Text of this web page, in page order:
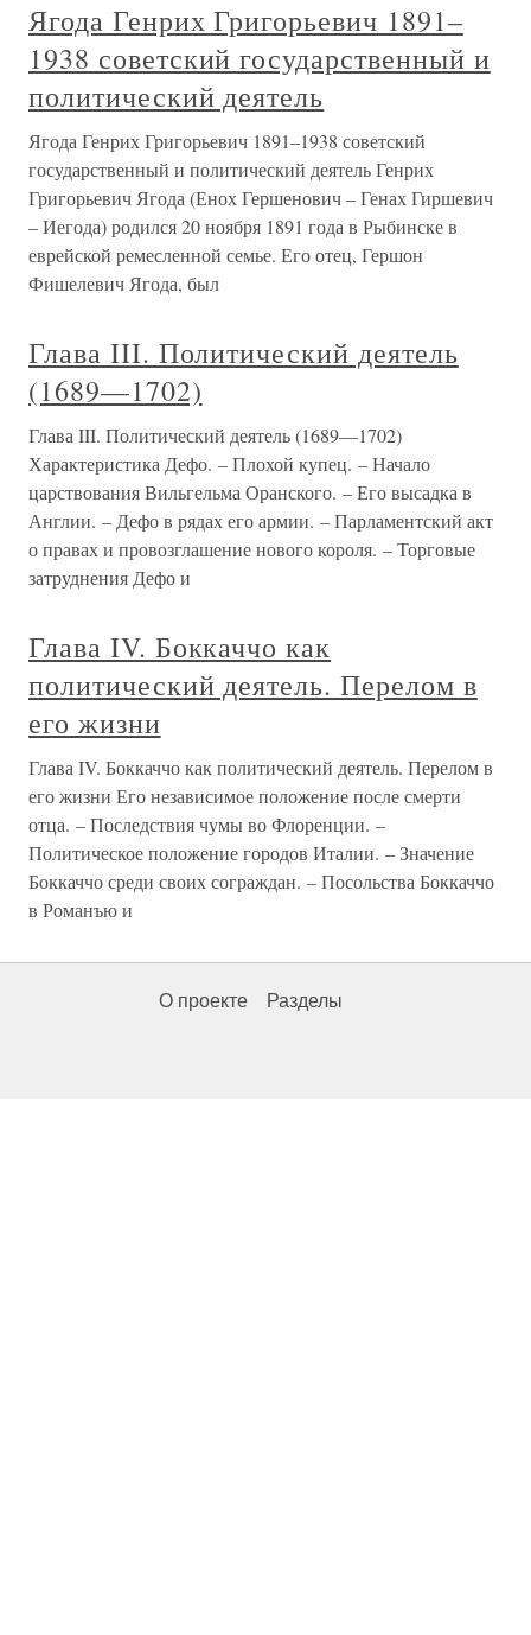
Ягода Генрих Григорьевич 1891–
1938 советский государственный и
политический деятель
Ягода Генрих Григорьевич 1891–1938 советский
государственный и политический деятель Генрих
Григорьевич Ягода (Енох Гершенович – Генах Гиршевич
– Иегода) родился 20 ноября 1891 года в Рыбинске в
еврейской ремесленной семье. Его отец, Гершон
Фишелевич Ягода, был
Глава III. Политический деятель
(1689—1702)
Глава III. Политический деятель (1689—1702)
Характеристика Дефо. – Плохой купец. – Начало
царствования Вильгельма Оранского. – Его высадка в
Англии. – Дефо в рядах его армии. – Парламентский акт
о правах и провозглашение нового короля. – Торговые
затруднения Дефо и
Глава IV. Боккаччо как
политический деятель. Перелом в
его жизни
Глава IV. Боккаччо как политический деятель. Перелом в
его жизни Его независимое положение после смерти
отца. – Последствия чумы во Флоренции. –
Политическое положение городов Италии. – Значение
Боккаччо среди своих сограждан. – Посольства Боккаччо
в Романъю и
О проекте Разделы